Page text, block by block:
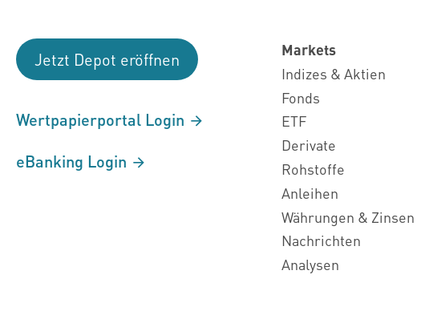
Jetzt Depot eröffnen
Wertpapierportal Login
eBanking Login
Markets
Indizes & Aktien
Fonds
ETF
Derivate
Rohstoffe
Anleihen
Währungen & Zinsen
Nachrichten
Analysen